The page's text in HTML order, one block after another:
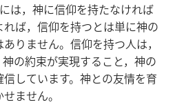
は， 神に信仰を持たなければ
ば， 信仰を持つとは単に神の
りません。 信仰を持つ人は，
神の約束が実現すること， 神の
信しています。 神との友情を育
せません。